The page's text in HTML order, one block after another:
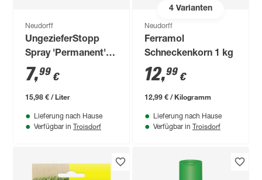
Neudorff
UngezieferStopp
Spray 'Permanent'
300 ml
7,99 €
15,98 € / Liter
Lieferung nach Hause
Verfügbar in Troisdorf
4Varianten
Neudorff
Ferramol
Schneckenkorn 1 kg
12,99 €
12,99 € / Kilogramm
Lieferung nach Hause
Verfügbar in Troisdorf